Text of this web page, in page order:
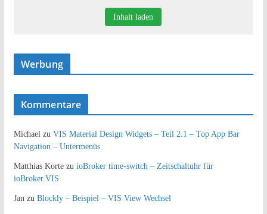
Inhalt laden
Werbung
Kommentare
Michaelzu VIS Material Design Widgets – Teil 2.1 – Top App Bar
Navigation – Untermenüs
Matthias Kortezu ioBroker time-switch – Zeitschaltuhr für
ioBroker.VIS
Janzu Blockly – Beispiel – VIS View Wechsel